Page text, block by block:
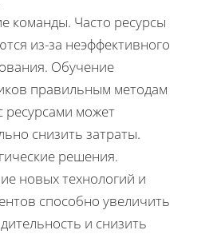
команды. Часто ресурсы
из-за неэффективного
Обучение
правильным методам
ресурсами может
снизить затраты.
решения.
новых технологий и
способно увеличить
и снизить